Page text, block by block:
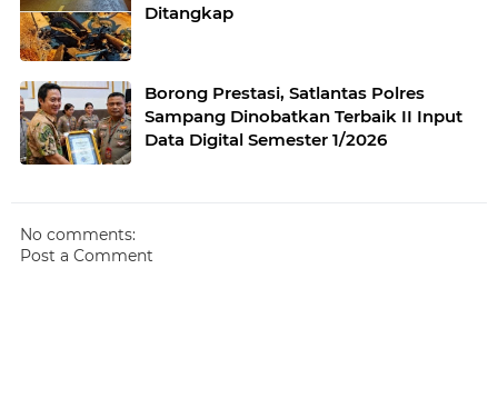
Ditangkap
Borong Prestasi, Satlantas Polres
Sampang Dinobatkan Terbaik II Input
Data Digital Semester 1/2026
No comments:
Post a Comment